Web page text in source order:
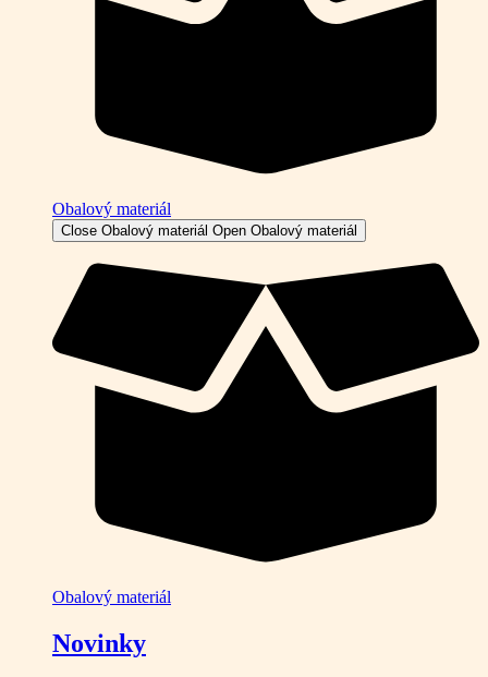
Obalový materiál
Close Obalový materiál Open Obalový materiál
Obalový materiál
Novinky